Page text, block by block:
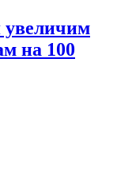
увеличим
на 100